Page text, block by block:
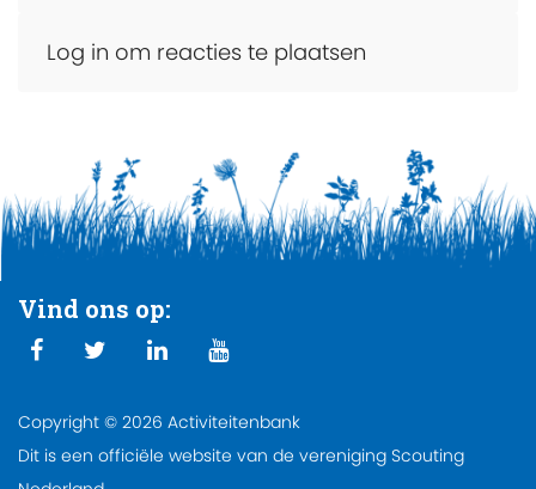
Log in om reacties te plaatsen
Vind ons op:
Copyright © 2026 Activiteitenbank
Dit is een officiële website van de vereniging Scouting